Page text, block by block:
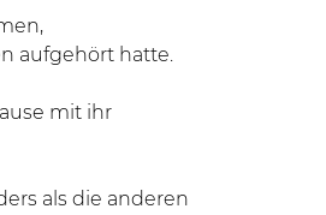
aufgehört hatte.
mit ihr
als die anderen